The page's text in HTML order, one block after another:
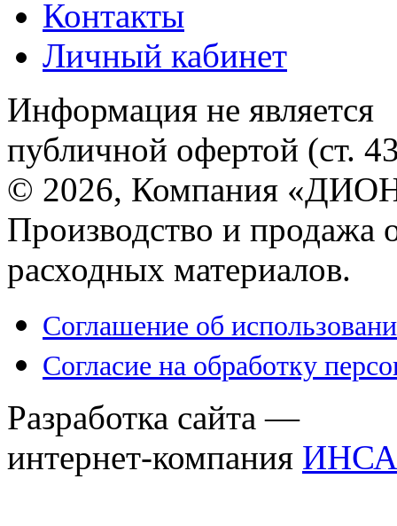
Контакты
Личный кабинет
Информация не является
публичной офертой (ст.
© 2026, Компания
Производство и продажа
расходных материалов.
Соглашение об
Согласие на обработку
Разработка сайта —
интернет-компания